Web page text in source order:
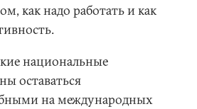
как надо работать и как
национальные
оставаться
на международных